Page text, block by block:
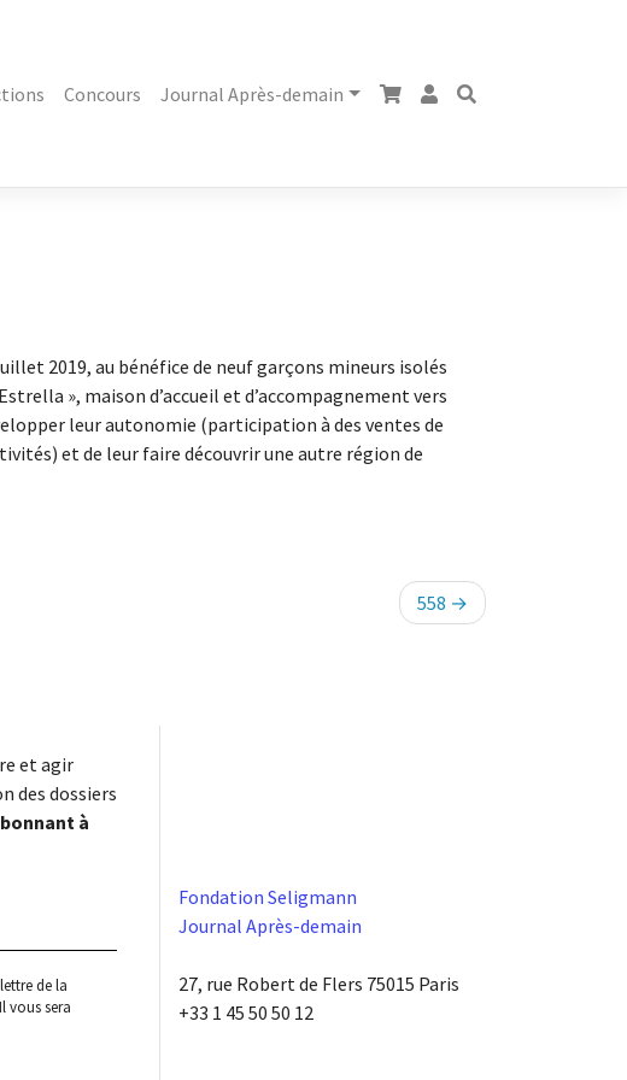
Concours Journal Après-demain
2019, au bénéfice de neuf garçons mineurs isolés
», maison d’accueil et d’accompagnement vers
leur autonomie (participation à des ventes de
et de leur faire découvrir une autre région de
558
et agir
des dossiers
à
de la
vous sera
Fondation Seligmann
Journal Après-demain
27, rue Robert de Flers 75015 Paris
+33 1 45 50 50 12